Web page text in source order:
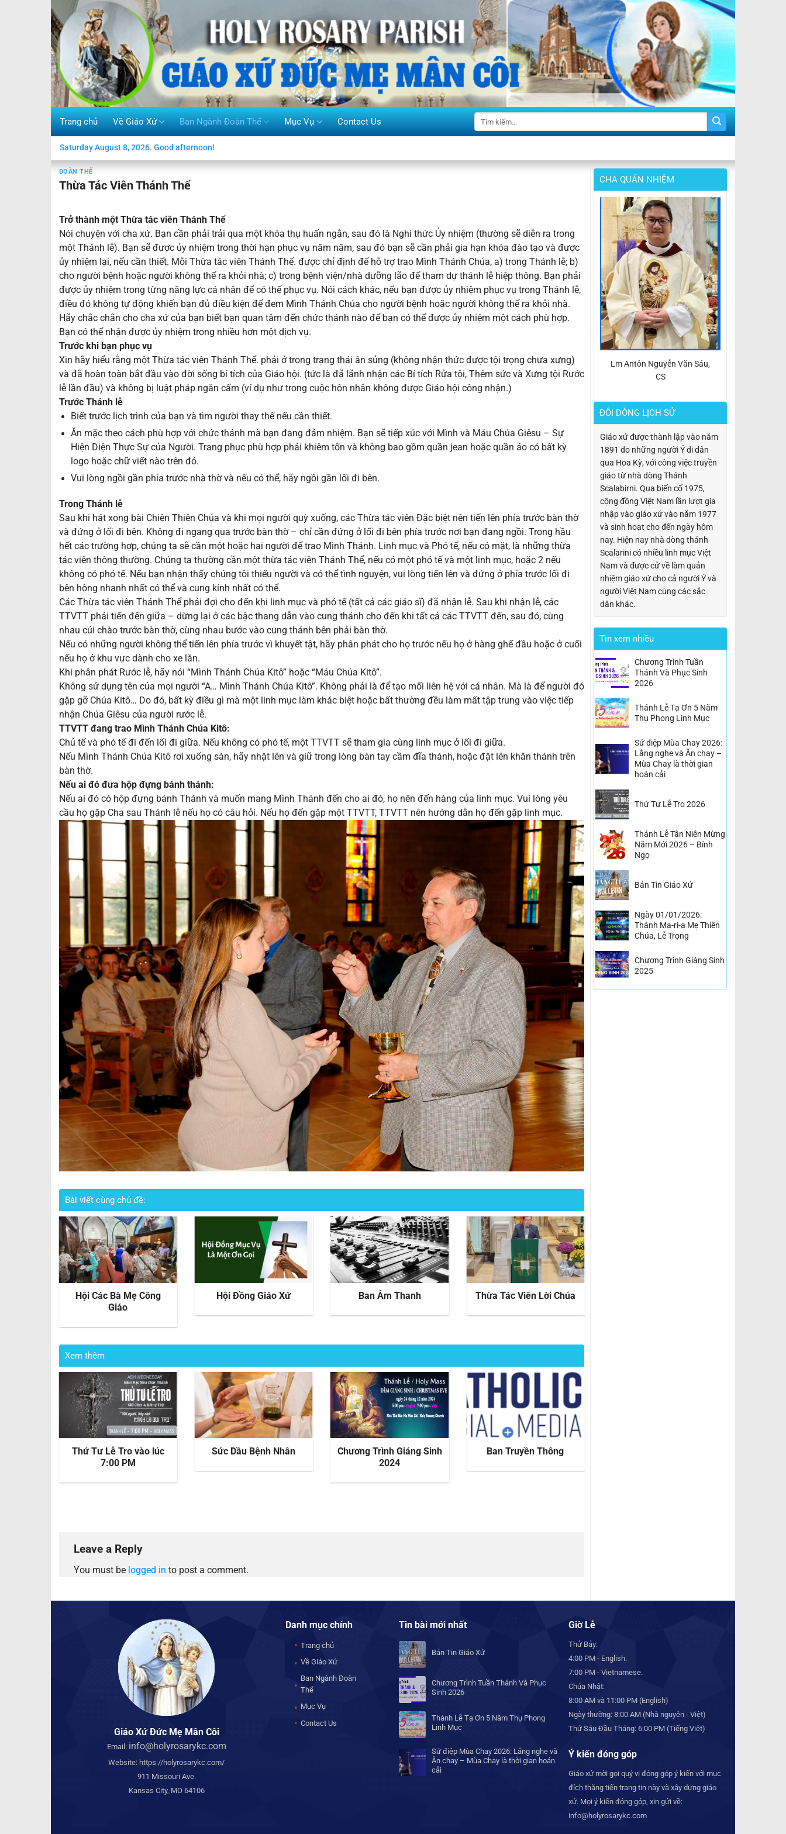
Skip
to
content
Trang chủ Về Giáo Xứ Ban Ngành Đoàn Thể Mục Vụ Contact Us
Saturday August 8, 2026. Good afternoon!
ĐOÀN THỂ
Thừa Tác Viên Thánh Thể
Trở thành một Thừa tác viên Thánh Thể
Nói chuyện với cha xứ. Bạn cần phải trải qua một khóa thụ huấn ngắn, sau đó là Nghi thức Ủy nhiệm (thường sẽ diễn ra trong
một Thánh lễ). Bạn sẽ được ủy nhiệm trong thời hạn phục vụ năm năm, sau đó bạn sẽ cần phải gia hạn khóa đào tạo và được
ủy nhiệm lại, nếu cần thiết. Mỗi Thừa tác viên Thánh Thể. được chỉ định để hỗ trợ trao Mình Thánh Chúa, a) trong Thánh lễ; b)
cho người bệnh hoặc người không thể ra khỏi nhà; c) trong bệnh viện/nhà dưỡng lão để tham dự thánh lễ hiệp thông. Bạn phải
được ủy nhiệm trong từng năng lực cá nhân để có thể phục vụ. Nói cách khác, nếu bạn được ủy nhiệm phục vụ trong Thánh lễ,
điều đó không tự động khiến bạn đủ điều kiện để đem Mình Thánh Chúa cho người bệnh hoặc người không thể ra khỏi nhà.
Hãy chắc chắn cho cha xứ của bạn biết bạn quan tâm đến chức thánh nào để bạn có thể được ủy nhiệm một cách phù hợp.
Bạn có thể nhận được ủy nhiệm trong nhiều hơn một dịch vụ.
Trước khi bạn phục vụ
Xin hãy hiểu rằng một Thừa tác viên Thánh Thể. phải ở trong trạng thái ân sủng (không nhận thức được tội trọng chưa xưng)
và đã hoàn toàn bắt đầu vào đời sống bí tích của Giáo hội. (tức là đã lãnh nhận các Bí tích Rửa tội, Thêm sức và Xưng tội Rước
lễ lần đầu) và không bị luật pháp ngăn cấm (ví dụ như trong cuộc hôn nhân không được Giáo hội công nhận.)
Trước Thánh lễ
Biết trước lịch trình của bạn và tìm người thay thế nếu cần thiết.
Ăn mặc theo cách phù hợp với chức thánh mà bạn đang đảm nhiệm. Bạn sẽ tiếp xúc với Mình và Máu Chúa Giêsu – Sự
Hiện Diện Thực Sự của Người. Trang phục phù hợp phải khiêm tốn và không bao gồm quần jean hoặc quần áo có bất kỳ
logo hoặc chữ viết nào trên đó.
Vui lòng ngồi gần phía trước nhà thờ và nếu có thể, hãy ngồi gần lối đi bên.
Trong Thánh lễ
Sau khi hát xong bài Chiên Thiên Chúa và khi mọi người quỳ xuống, các Thừa tác viên Đặc biệt nên tiến lên phía trước bàn thờ
và đứng ở lối đi bên. Không đi ngang qua trước bàn thờ – chỉ cần đứng ở lối đi bên phía trước nơi bạn đang ngồi. Trong hầu
hết các trường hợp, chúng ta sẽ cần một hoặc hai người để trao Mình Thánh. Linh mục và Phó tế, nếu có mặt, là những thừa
tác viên thông thường. Chúng ta thường cần một thừa tác viên Thánh Thể, nếu có một phó tế và một linh mục, hoặc 2 nếu
không có phó tế. Nếu bạn nhận thấy chúng tôi thiếu người và có thể tình nguyện, vui lòng tiến lên và đứng ở phía trước lối đi
bên hông nhanh nhất có thể và cung kính nhất có thể.
Các Thừa tác viên Thánh Thể phải đợi cho đến khi linh mục và phó tế (tất cả các giáo sĩ) đã nhận lễ. Sau khi nhận lễ, các
TTVTT phải tiến đến giữa – dừng lại ở các bậc thang dẫn vào cung thánh cho đến khi tất cả các TTVTT đến, sau đó, cùng
nhau cúi chào trước bàn thờ, cùng nhau bước vào cung thánh bên phải bàn thờ.
Nếu có những người không thể tiến lên phía trước vì khuyết tật, hãy phân phát cho họ trước nếu họ ở hàng ghế đầu hoặc ở cuối
nếu họ ở khu vực dành cho xe lăn.
Khi phân phát Rước lễ, hãy nói “Mình Thánh Chúa Kitô” hoặc “Máu Chúa Kitô”.
Không sử dụng tên của mọi người “A… Mình Thánh Chúa Kitô”. Không phải là để tạo mối liên hệ với cá nhân. Mà là để người đó
gặp gỡ Chúa Kitô… Do đó, bất kỳ điều gì mà một linh mục làm khác biệt hoặc bất thường đều làm mất tập trung vào việc tiếp
nhận Chúa Giêsu của người rước lễ.
TTVTT đang trao Mình Thánh Chúa Kitô:
Chủ tế và phó tế đi đến lối đi giữa. Nếu không có phó tế, một TTVTT sẽ tham gia cùng linh mục ở lối đi giữa.
Nếu Mình Thánh Chúa Kitô rơi xuống sàn, hãy nhặt lên và giữ trong lòng bàn tay cầm đĩa thánh, hoặc đặt lên khăn thánh trên
bàn thờ.
Nếu ai đó đưa hộp đựng bánh thánh:
Nếu ai đó có hộp đựng bánh Thánh và muốn mang Mình Thánh đến cho ai đó, họ nên đến hàng của linh mục. Vui lòng yêu
cầu họ gặp Cha sau Thánh lễ nếu họ có câu hỏi. Nếu họ đến gặp một TTVTT, TTVTT nên hướng dẫn họ đến gặp linh mục.
Bài viết cùng chủ đề:
Ban Âm Thanh Thừa Tác Viên Lời Chúa
Thừa Tác Viên Thánh
Ca Đoàn Mân Côi – Ave
Ban Truyền Thông
Xem thêm
Thứ Tư Lễ Tro vào lúc
7:00 PM
Sức Dầu Bệnh Nhân
Chương Trình Giáng Sinh
2024
Ban Truyền Thông
Leave a Reply
You must be logged in to post a comment.
CHA QUẢN NHIỆM
Lm Antôn Nguyễn Văn Sáu,
CS
ĐÔI DÒNG LỊCH SỬ
Giáo xứ được thành lập vào năm
1891 do những người Ý di dân
qua Hoa Kỳ, với công việc truyền
giáo từ nhà dòng Thánh
Scalabirni. Qua biến cố 1975,
cộng đồng Việt Nam lần lượt gia
nhập vào giáo xứ vào năm 1977
và sinh hoạt cho đến ngày hôm
nay. Hiện nay nhà dòng thánh
Scalarini có nhiều linh mục Việt
Nam và được cử về làm quản
nhiệm giáo xứ cho cả người Ý và
người Việt Nam cùng các sắc
dân khác.
Tin xem nhiều
Chương Trình Tuần
Thánh Và Phục Sinh
2026
Thánh Lễ Tạ Ơn 5 Năm
Thụ Phong Linh Mục
Sứ điệp Mùa Chay 2026:
Lắng nghe và Ăn chay –
Mùa Chay là thời gian
hoán cải
Thứ Tư Lễ Tro 2026
Thánh Lễ Tân Niên Mừng
Năm Mới 2026 – Bính
Ngọ
Bản Tin Giáo Xứ
Ngày 01/01/2026:
Thánh Ma-ri-a Mẹ Thiên
Chúa, Lễ Trọng
Chương Trình Giáng Sinh
2025
Giáo Xứ Đức Mẹ Mân Côi
Email: info@holyrosarykc.com
Website: https://holyrosarykc.com/
911 Missouri Ave.
Kansas City, MO 64106
Danh mục chính
Trang chủ
Về Giáo Xứ
Ban Ngành Đoàn
Thể
Mục Vụ
Contact Us
Tin bài mới nhất
Bản Tin Giáo Xứ
Chương Trình Tuần Thánh Và Phục
Sinh 2026
Thánh Lễ Tạ Ơn 5 Năm Thụ Phong
Linh Mục
Sứ điệp Mùa Chay 2026: Lắng nghe và
Ăn chay – Mùa Chay là thời gian hoán
cải
Giờ Lễ
Thử Bảy:
4:00 PM - English.
7:00 PM - Vietnamese.
Chúa Nhật:
8:00 AM và 11:00 PM (English)
Ngày thường: 8:00 AM (Nhà nguyện - Việt)
Thứ Sáu Đầu Tháng: 6:00 PM (Tiếng Việt)
Ý kiến đóng góp
Giáo xứ mời gọi quý vị đóng góp ý kiến với mục
đích thăng tiến trang tin này và xây dựng giáo
xứ. Mọi ý kiến đóng góp, xin gửi về:
info@holyrosarykc.com